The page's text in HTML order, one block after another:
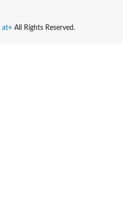
at+ All Rights Reserved.